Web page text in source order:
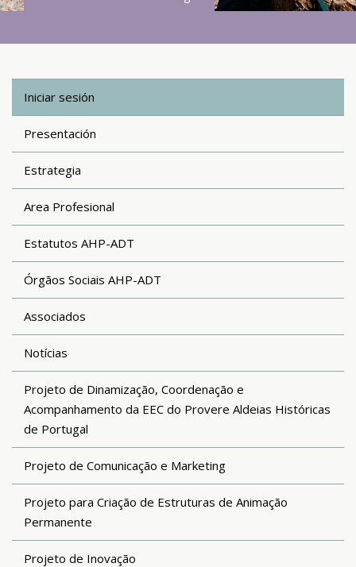
Iniciar sesión
Presentación
Estrategia
Area Profesional
Estatutos AHP-ADT
Órgãos Sociais AHP-ADT
Associados
Notícias
Projeto de Dinamização, Coordenação e
Acompanhamento da EEC do Provere Aldeias Históricas
de Portugal
Projeto de Comunicação e Marketing
Projeto para Criação de Estruturas de Animação
Permanente
Projeto de Inovação